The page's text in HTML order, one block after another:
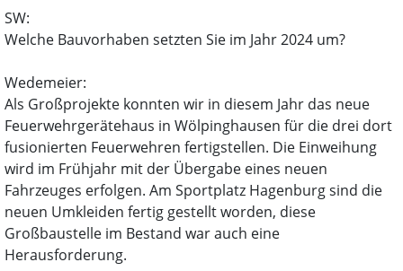
SW:
Welche Bauvorhaben setzten Sie im Jahr 2024 um?
Wedemeier:
Als Großprojekte konnten wir in diesem Jahr das neue
Feuerwehrgerätehaus in Wölpinghausen für die drei dort
fusionierten Feuerwehren fertigstellen. Die Einweihung
wird im Frühjahr mit der Übergabe eines neuen
Fahrzeuges erfolgen. Am Sportplatz Hagenburg sind die
neuen Umkleiden fertig gestellt worden, diese
Großbaustelle im Bestand war auch eine
Herausforderung.